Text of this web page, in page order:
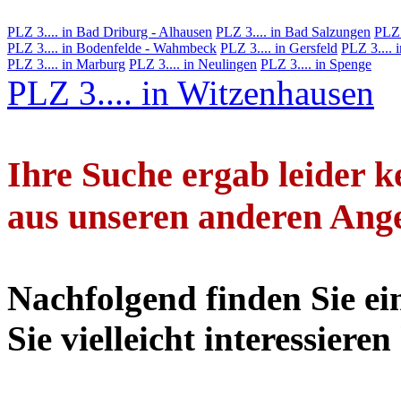
PLZ 3.... in Bad Driburg - Alhausen PLZ 3.... in Bad Salzungen PLZ
PLZ 3.... in Bodenfelde - Wahmbeck PLZ 3.... in Gersfeld PLZ 3....
PLZ 3.... in Marburg PLZ 3.... in Neulingen PLZ 3.... in Spenge
PLZ 3.... in Witzenhausen
Ihre Suche ergab leider
aus unseren anderen
Nachfolgend finden Sie
Sie vielleicht